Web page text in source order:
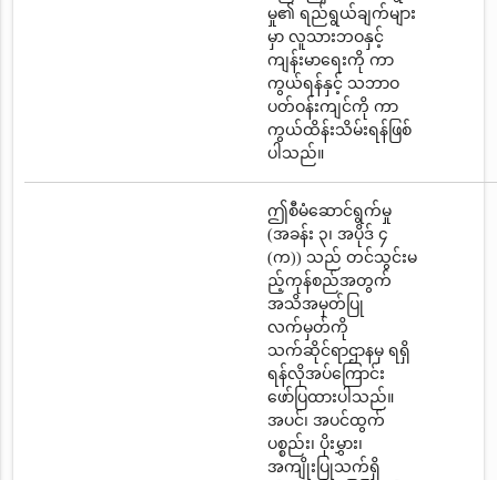
မှု၏ ရည်ရွယ်ချက်များ
မှာ လူသားဘဝနှင့်
ကျန်းမာရေးကို ကာ
ကွယ်ရန်နှင့် သဘာဝ
ပတ်ဝန်းကျင်ကို ကာ
ကွယ်ထိန်းသိမ်းရန်ဖြစ်
ပါသည်။
ဤစီမံဆောင်ရွက်မှု
(အခန်း ၃၊ အပိုဒ် ၄
(က)) သည် တင်သွင်းမ
ည့်ကုန်စည်အတွက်
အသိအမှတ်ပြု
လက်မှတ်ကို
သက်ဆိုင်ရာဌာနမှ ရရှိ
ရန်လိုအပ်ကြောင်း
ဖော်ပြထားပါသည်။
အပင်၊ အပင်ထွက်
ပစ္စည်း၊ ပိုးမွှား၊
အကျိုးပြုသက်ရှိ